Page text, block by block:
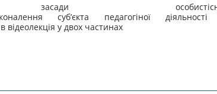
засади
суб’єкта педагогіної
відеолекція у двох частинах
засади особистісно-професійного
діяльності у контексті сучасних викликів